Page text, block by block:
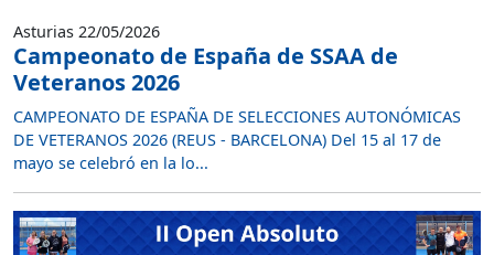
Asturias 22/05/2026
Campeonato de España de SSAA de
Veteranos 2026
CAMPEONATO DE ESPAÑA DE SELECCIONES AUTONÓMICAS
DE VETERANOS 2026 (REUS - BARCELONA) Del 15 al 17 de
mayo se celebró en la lo...